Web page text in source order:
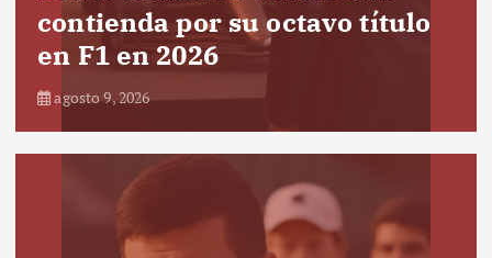
contienda por su octavo título
en F1 en 2026
agosto 9, 2026